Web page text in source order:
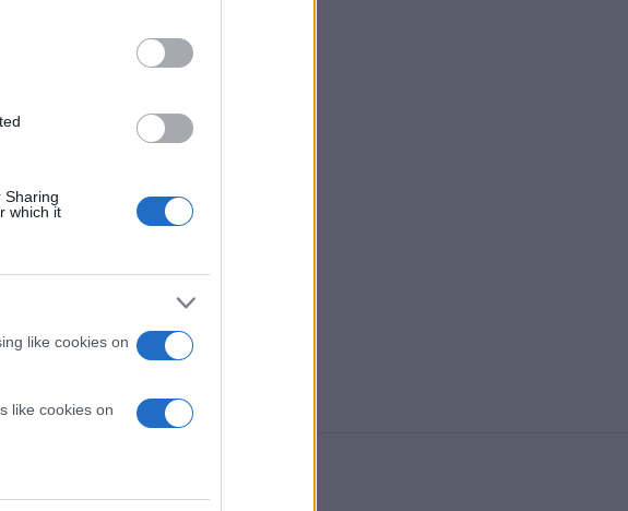
Sharing
which it
like cookies on
like cookies on